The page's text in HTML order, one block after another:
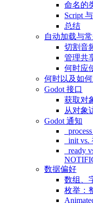
命名的
Script
总结
自动加载与
切割音
管理共
何时应
何时以及如
Godot 接口
获取对
从对象
Godot 通知
_init
_ready
数据偏好
数组、
枚举：